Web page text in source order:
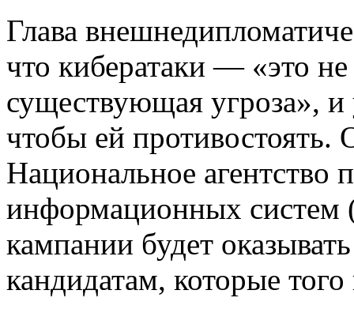
Глава
что кибератаки — «это
существующая угроза»,
чтобы ей противостоять.
Национальное агентство
информационных систем
кампании будет
кандидатам, которые